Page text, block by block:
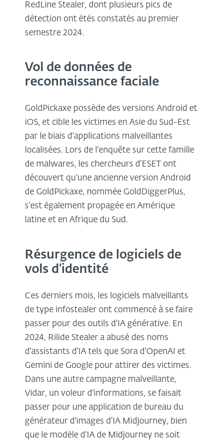
RedLine Stealer, dont plusieurs pics de
détection ont étés constatés au premier
semestre 2024.
Vol de données de
reconnaissance faciale
GoldPickaxe possède des versions Android et
iOS, et cible les victimes en Asie du Sud-Est
par le biais d'applications malveillantes
localisées. Lors de l'enquête sur cette famille
de malwares, les chercheurs d'ESET ont
découvert qu'une ancienne version Android
de GoldPickaxe, nommée GoldDiggerPlus,
s'est également propagée en Amérique
latine et en Afrique du Sud.
Résurgence de logiciels de
vols d’identité
Ces derniers mois, les logiciels malveillants
de type infostealer ont commencé à se faire
passer pour des outils d'IA générative. En
2024, Rilide Stealer a abusé des noms
d'assistants d'IA tels que Sora d'OpenAI et
Gemini de Google pour attirer des victimes.
Dans une autre campagne malveillante,
Vidar, un voleur d'informations, se faisait
passer pour une application de bureau du
générateur d'images d'IA Midjourney, bien
que le modèle d'IA de Midjourney ne soit